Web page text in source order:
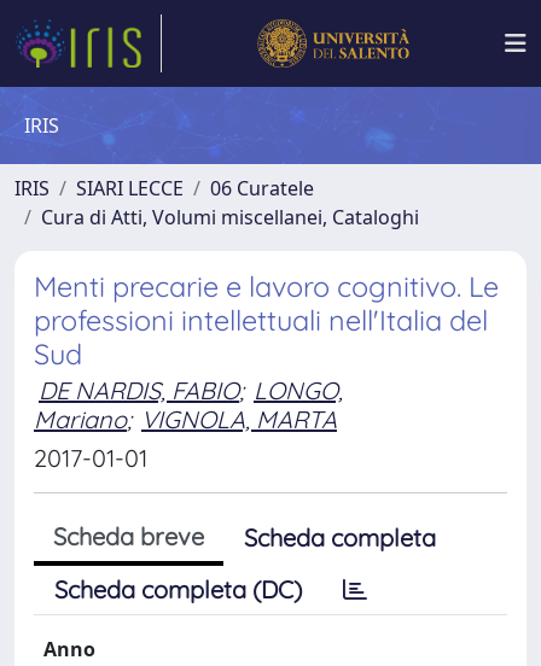
IRIS
IRIS SIARI LECCE
06 Curatele
Cura di Atti, Volumi miscellanei, Cataloghi
Menti precarie e lavoro cognitivo. Le
professioni intellettuali nell'Italia del
Sud
DE NARDIS, FABIO; LONGO,
Mariano; VIGNOLA, MARTA
2017-01-01
Scheda breve
Scheda completa
Scheda completa (DC)
Anno